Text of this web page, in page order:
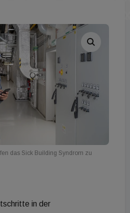
das Sick Building Syndrom zu
in der